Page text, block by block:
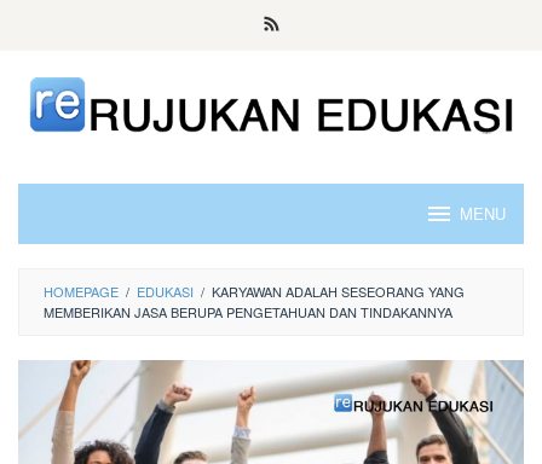
content
MENU
HOMEPAGE / EDUKASI / KARYAWAN ADALAH SESEORANG YANG
MEMBERIKAN JASA BERUPA PENGETAHUAN DAN TINDAKANNYA